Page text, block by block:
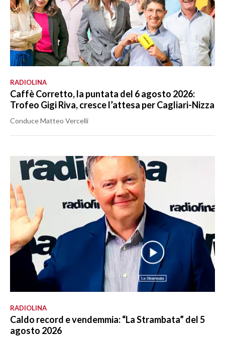
RADIOLINA
Caffè Corretto, la puntata del 6 agosto 2026:
Trofeo Gigi Riva, cresce l’attesa per Cagliari-Nizza
Conduce Matteo Vercelli
RADIOLINA
Caldo record e vendemmia: “La Strambata” del 5
agosto 2026